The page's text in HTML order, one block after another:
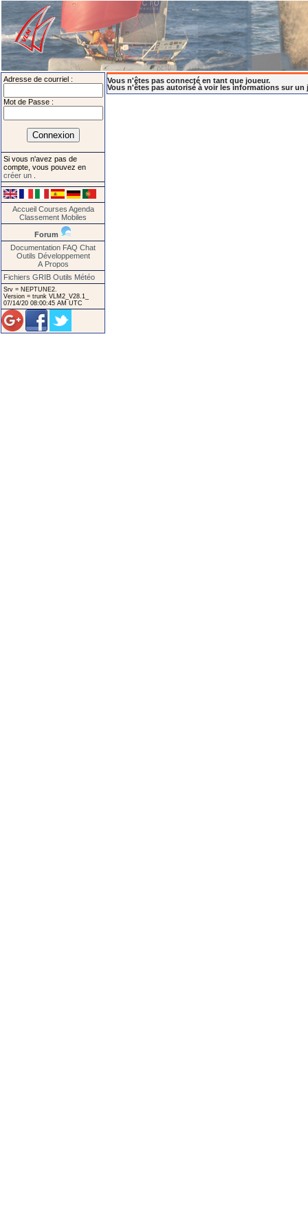
Adresse de courriel :
Mot de Passe :
Si vous n'avez pas de
compte, vous pouvez en
créer un
Accueil Courses Agenda
Classement Mobiles
Forum
Documentation FAQ Chat
Outils Développement
A Propos
Fichiers GRIB Outils Météo
Srv = NEPTUNE2.
Version = trunk VLM2_V28.1_
07/14/20 08:00:45 AM UTC
Vous n'êtes pas connecté en tant que joueur.
Vous n'êtes pas autorisé à voir les informations sur un